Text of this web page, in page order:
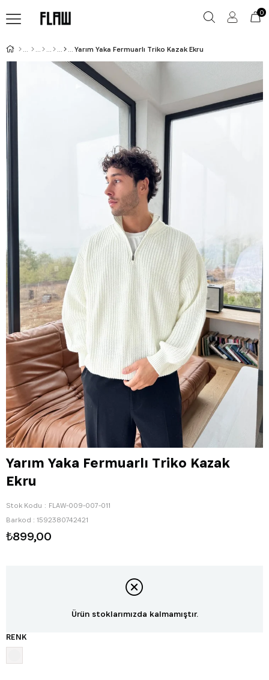
0
Yarım Yaka Fermuarlı Triko Kazak Ekru
Yarım Yaka Fermuarlı Triko Kazak
Ekru
Stok Kodu
FLAW-009-007-011
Barkod : 1592380742421
₺899,00
Ürün stoklarımızda kalmamıştır.
RENK